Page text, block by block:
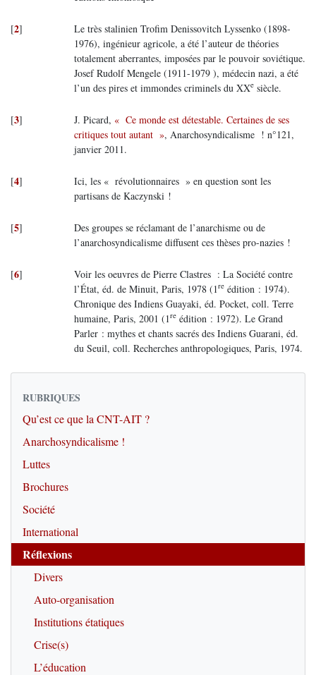
[2]
Le très stalinien Trofim Denissovitch Lyssenko (1898-
1976), ingénieur agricole, a été l’auteur de théories
totalement aberrantes, imposées par le pouvoir soviétique.
Josef Rudolf Mengele (1911-1979 ), médecin nazi, a été
l’un des pires et immondes criminels du XXe siècle.
[3] J. Picard, « Ce monde est détestable. Certaines de ses
critiques tout autant », Anarchosyndicalisme ! n°121,
janvier 2011.
[4]
Ici, les « révolutionnaires » en question sont les
partisans de Kaczynski !
[5]
Des groupes se réclamant de l’anarchisme ou de
l’anarchosyndicalisme diffusent ces thèses pro-nazies !
[6]
Voir les oeuvres de Pierre Clastres : La Société contre
l’État, éd. de Minuit, Paris, 1978 (1re édition : 1974).
Chronique des Indiens Guayaki, éd. Pocket, coll. Terre
humaine, Paris, 2001 (1re édition : 1972). Le Grand
Parler : mythes et chants sacrés des Indiens Guarani, éd.
du Seuil, coll. Recherches anthropologiques, Paris, 1974.
RUBRIQUES
Qu’est ce que la CNT-AIT ?
Anarchosyndicalisme !
Luttes
Brochures
Société
International
Réflexions
Divers
Auto-organisation
Institutions étatiques
Crise(s)
L’éducation